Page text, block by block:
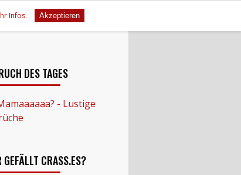
Infos. Akzeptieren
DES TAGES
GEFÄLLT CRASS.ES?